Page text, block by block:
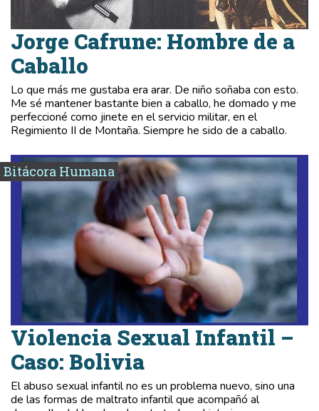
Jorge Cafrune: Hombre de a
Caballo
Lo que más me gustaba era arar. De niño soñaba con esto.
Me sé mantener bastante bien a caballo, he domado y me
perfeccioné como jinete en el servicio militar, en el
Regimiento II de Montaña. Siempre he sido de a caballo.
Bitácora Humana
Violencia Sexual Infantil –
Caso: Bolivia
El abuso sexual infantil no es un problema nuevo, sino una
de las formas de maltrato infantil que acompañó al